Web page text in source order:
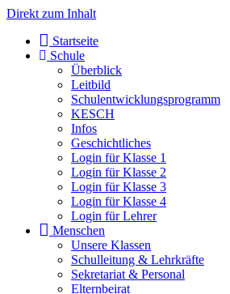
Direkt zum Inhalt
Start­sei­te
Schu­le
Über­blick
Leit­bild
Schul­ent­wick­lungs­pro­gramm
KESCH
Infos
Geschicht­li­ches
Log­in für Klas­se 1
Log­in für Klas­se 2
Log­in für Klas­se 3
Log­in für Klas­se 4
Log­in für Leh­rer
Men­schen
Unse­re Klas­sen
Schul­lei­tung & Lehr­kräf­te
Sekre­ta­ri­at & Per­so­nal
Eltern­bei­rat